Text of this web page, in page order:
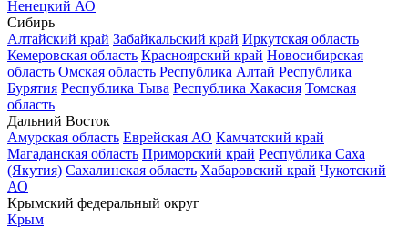
Ненецкий АО
Сибирь
Алтайский край Забайкальский край Иркутская область
Кемеровская область Красноярский край Новосибирская
область Омская область Республика Алтай Республика
Бурятия Республика Тыва Республика Хакасия Томская
область
Дальний Восток
Амурская область Еврейская АО Камчатский край
Магаданская область Приморский край Республика Саха
(Якутия) Сахалинская область Хабаровский край Чукотский
АО
Крымский федеральный округ
Крым